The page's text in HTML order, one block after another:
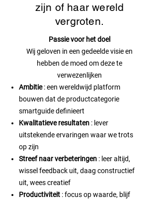
zijn of haar wereld
vergroten.
Passie voor het doel
Wij geloven in een gedeelde visie en
hebben de moed om deze te
verwezenlijken
Ambitie: een wereldwijd platform
bouwen dat de productcategorie
smartguide definieert
Kwalitatieve resultaten : lever
uitstekende ervaringen waar we trots
op zijn
Streef naar verbeteringen : leer altijd,
wissel feedback uit, daag constructief
uit, wees creatief
Productiviteit : focus op waarde, blijf